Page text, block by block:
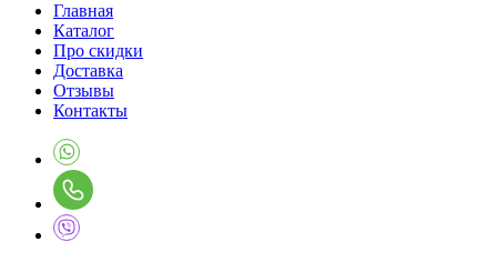
Главная
Каталог
Про скидки
Доставка
Отзывы
Контакты